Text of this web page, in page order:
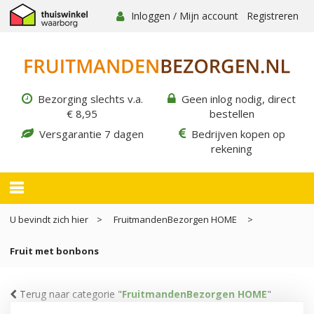
Inloggen / Mijn account Registreren
Bezorging slechts v.a.
€ 8,95
Geen inlog nodig, direct
bestellen
Versgarantie 7 dagen
Bedrijven kopen op
rekening
U bevindt zich hier FruitmandenBezorgen HOME
Fruit met bonbons
Terug naar categorie "FruitmandenBezorgen HOME"